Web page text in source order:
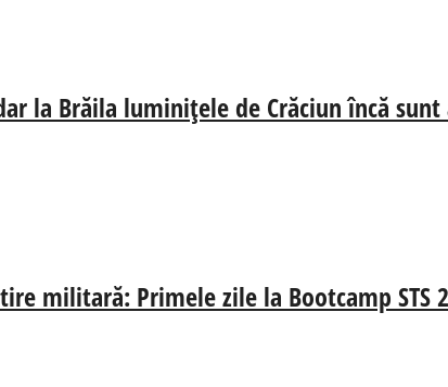
la Brăila luminițele de Crăciun încă
militară: Primele zile la Bootcamp STS